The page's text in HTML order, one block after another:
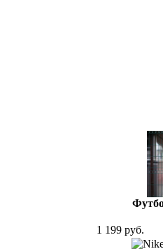
1 199 руб.